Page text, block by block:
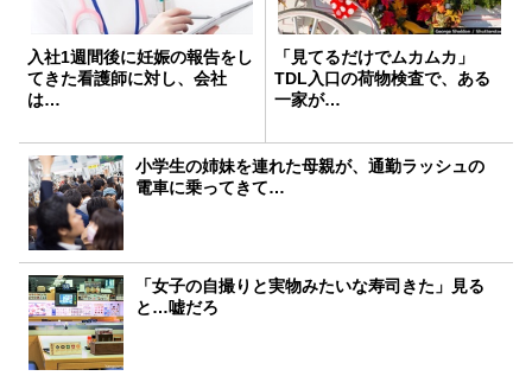
入社1週間後に妊娠の報告をし
てきた看護師に対し、会社
は…
「見てるだけでムカムカ」
TDL入口の荷物検査で、ある
一家が…
小学生の姉妹を連れた母親が、通勤ラッシュの
電車に乗ってきて…
「女子の自撮りと実物みたいな寿司きた」見る
と…嘘だろ